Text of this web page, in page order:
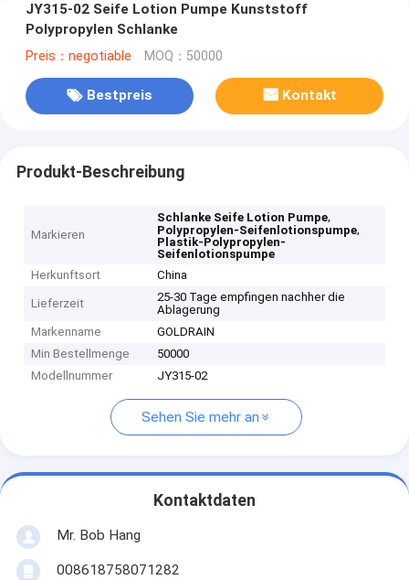
JY315-02 Seife Lotion Pumpe Kunststoff
Polypropylen Schlanke
Preis：negotiable MOQ：50000
Bestpreis Kontakt
Produkt-Beschreibung
Markieren
Schlanke Seife Lotion Pumpe,
Polypropylen-Seifenlotionspumpe,
Plastik-Polypropylen-
Seifenlotionspumpe
Herkunftsort
China
Lieferzeit
25-30 Tage empfingen nachher die
Ablagerung
Markenname
GOLDRAIN
Min Bestellmenge
50000
Modellnummer
JY315-02
Sehen Sie mehr an
Kontaktdaten
Mr. Bob Hang
008618758071282